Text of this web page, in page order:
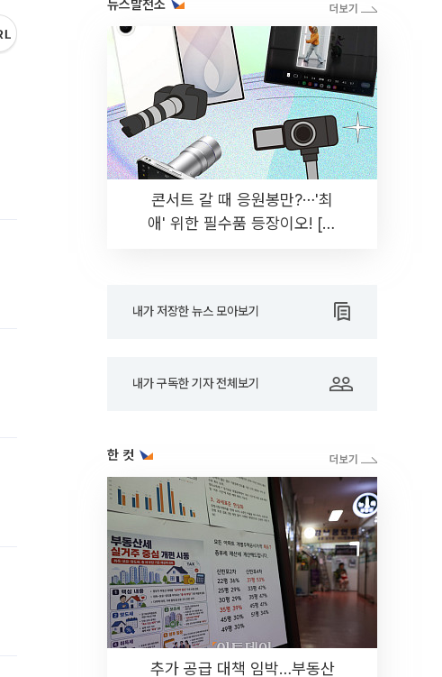
뉴스발전소
콘서트 갈 때 응원봉만?⋯'최
애' 위한 필수품 등장이오! [솔
내가 저장한 뉴스 모아보기
내가 구독한 기자 전체보기
한 컷
추가 공급 대책 임박…부동산